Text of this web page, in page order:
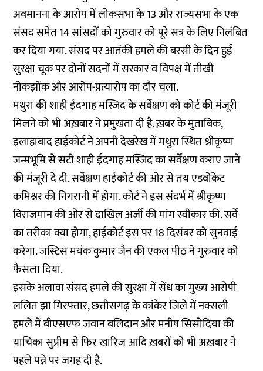
अवमानना के आरोप में लोकसभा के 13 और राज्यसभा के एक
संसद समेत 14 सांसदों को गुरुवार को पूरे सत्र के लिए निलंबित
कर दिया गया. संसद पर आतंकी हमले की बरसी के दिन हुई
सुरक्षा चूक पर दोनों सदनों में सरकार व विपक्ष में तीखी
नोकझोंक और आरोप-प्रत्यारोप का दौर चला.
मथुरा की शाही ईदगाह मस्जिद के सर्वेक्षण को कोर्ट की मंजूरी
मिलने को भी अख़बार ने प्रमुखता दी है. ख़बर के मुताबिक,
इलाहाबाद हाईकोर्ट ने अपनी देखरेख में मथुरा स्थित श्रीकृष्ण
जन्मभूमि से सटी शाही ईदगाह मस्जिद का सर्वेक्षण कराए जाने
की मंजूरी दे दी. सर्वेक्षण हाईकोर्ट की ओर से तय एडवोकेट
कमिश्नर की निगरानी में होगा. कोर्ट ने इस संदर्भ में श्रीकृष्ण
विराजमान की ओर से दाखिल अर्जी की मांग स्वीकार की. सर्वे
का तरीका क्या होगा, हाईकोर्ट इस पर 18 दिसंबर को सुनवाई
करेगा. जस्टिस मयंक कुमार जैन की एकल पीठ ने गुरुवार को
फैसला दिया.
इसके अलावा संसद हमले की सुरक्षा में सेंध का मुख्य आरोपी
ललित झा गिरफ्तार, छत्तीसगढ़ के कांकेर जिले में नक्सली
हमले में बीएसएफ जवान बलिदान और मनीष सिसोदिया की
याचिका सुप्रीम से फिर खारिज आदि ख़बरों को भी अख़बार ने
पहले पन्ने पर जगह दी है.